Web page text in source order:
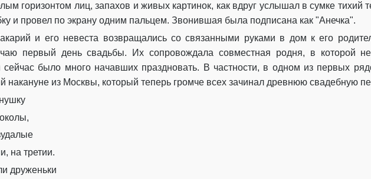
горизонтом лиц, запахов и живых картинок, как вдруг услышал в сумке тихий
и провел по экрану одним пальцем. Звонившая была подписана как "Анечка".
и его невеста возвращались со связанными руками в дом к его
первый день свадьбы. Их сопровождала совместная родня, в которой
сейчас было много начавших праздновать. В частности, в одном из первых
накануне из Москвы, который теперь громче всех зачинал древнюю свадебную
,
на третии.
друженьки